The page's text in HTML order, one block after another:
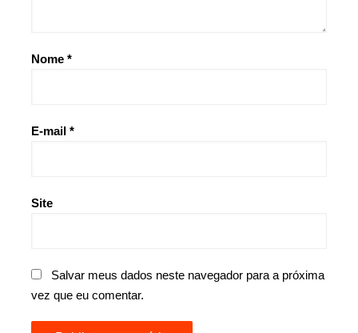
Nome *
E-mail *
Site
Salvar meus dados neste navegador para a próxima
vez que eu comentar.